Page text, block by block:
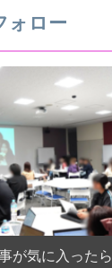
ォロー
が気に入ったら